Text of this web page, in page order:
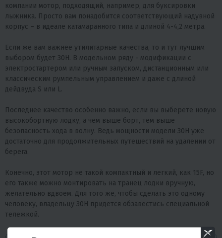
компании мотор, подходящий, например, для буксировки
лыжника. Просто вам понадобится соответствующий надувной
корпус – в идеале катамаранного типа и длиной 4-4,2 метра.
Если же вам важнее утилитарные качества, то и тут лучшим
выбором будет 30H. В модельном ряду - модификации с
электростартером или ручным запуском, дистанционным или
классическим румпельным управлением и даже с длиной
дейдвуда S или L.
Последнее качество особенно важно, если вы выберете новую
высокобортную лодку, а чем выше борт, тем выше
безопасность хода в волну. Ведь мощности модели 30H уже
достаточно для продолжительных путешествий на удалении от
берега.
Конечно, этот мотор не такой компактный и легкий, как 15F, но
его также можно монтировать на транец лодки вручную,
желательно вдвоем. Для того же, чтобы сделать это одному
человеку, владельцу 30H придется обзавестись специальной
тележкой.